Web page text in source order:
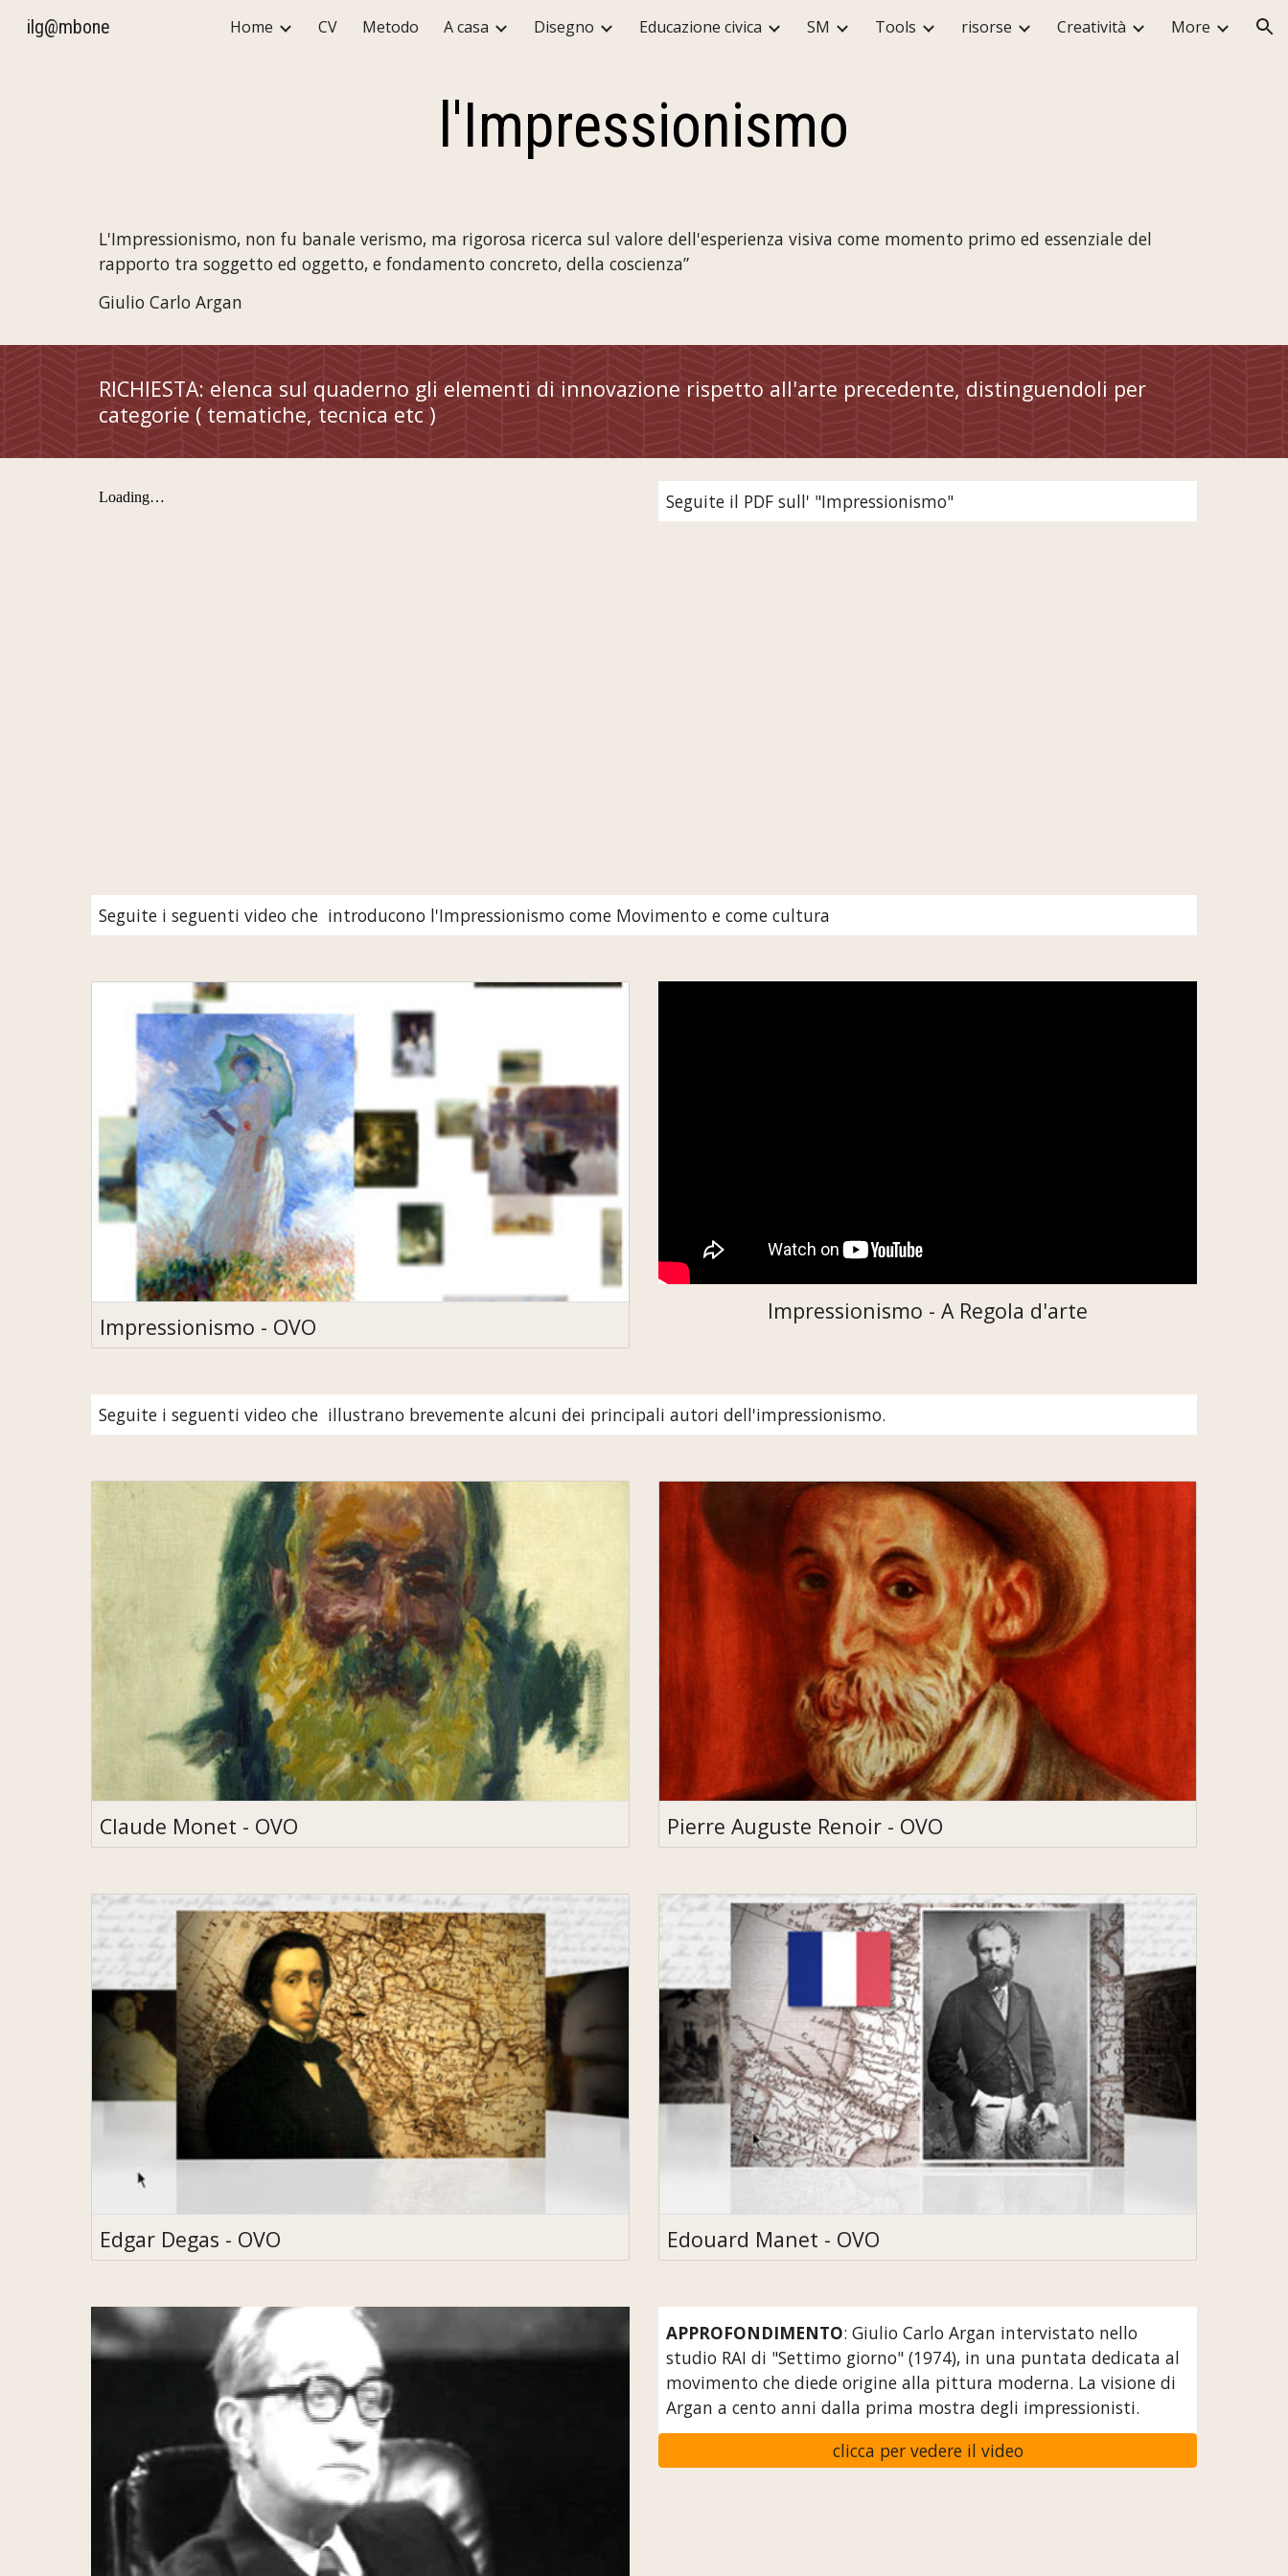
Skip to main content Skip to navigation
ilg@mbone Home CV Metodo A casa Disegno Educazione civica SM Tools risorse Creatività More
l'Impressionismo
L'Impressionismo, non fu banale verismo, ma rigorosa ricerca sul valore dell'esperienza visiva come momento primo ed essenziale del
rapporto tra soggetto ed oggetto, e fondamento concreto, della coscienza”
Giulio Carlo Argan
RICHIESTA: elenca sul quaderno gli elementi di innovazione rispetto all'arte precedente, distinguendoli per
categorie ( tematiche, tecnica etc )
Seguite il PDF sull' "Impressionismo"
Seguite i seguenti video che  introducono l'Impressionismo come Movimento e come cultura
Impressionismo - OVO
Impressionismo - A Regola d'arte
Seguite i seguenti video che  illustrano brevemente alcuni dei principali autori dell'impressionismo.
Claude Monet - OVO Pierre Auguste Renoir - OVO
Edgar Degas - OVO Edouard Manet - OVO
APPROFONDIMENTO: Giulio Carlo Argan intervistato nello
studio RAI di "Settimo giorno" (1974), in una puntata dedicata al
movimento che diede origine alla pittura moderna. La visione di
Argan a cento anni dalla prima mostra degli impressionisti.
clicca per vedere il video